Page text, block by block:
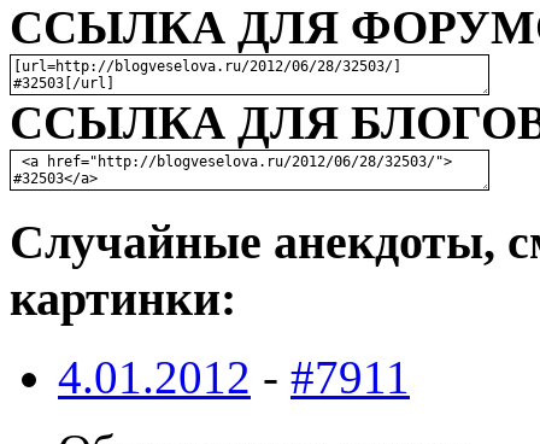
ССЫЛКА ДЛЯ
ССЫЛКА ДЛЯ БЛОГОВ
Случайные анекдоты,
картинки:
4.01.2012 - #7911